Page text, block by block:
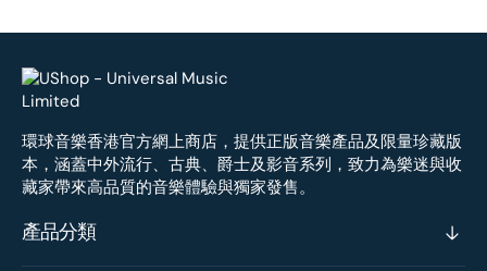
環球音樂香港官方網上商店，提供正版音樂產品及限量珍藏版
本，涵蓋中外流行、古典、爵士及影音系列，致力為樂迷與收
藏家帶來高品質的音樂體驗與獨家發售。
產品分類